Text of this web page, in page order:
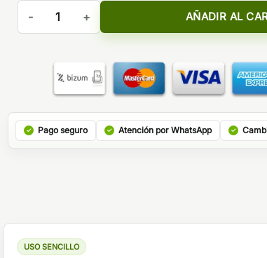
Wave Click Bud Vape Kiwi Watermelon cantidad
AÑADIR AL
Pago seguro Atención por WhatsApp
USO SENCILLO